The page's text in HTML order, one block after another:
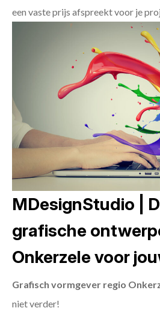
een vaste prijs afspreekt voor je
MDesignStudio |
grafische
Onkerzele voor
Grafisch vormgever regio
niet verder!